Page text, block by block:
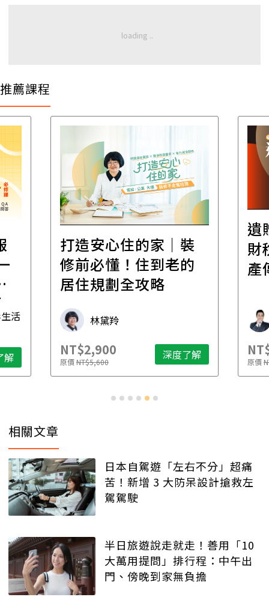
推薦課程
活
解
打造安心住的家｜裝
修前必懂！住到老的
居住規劃全攻略
林黛羚
NT$2,900
原價NT$5,600 深度了解
遺
財
產
原價
相關文章
日本自駕遊「左右不分」超痛
苦！新增 3 大防呆設計搶救左
駕駕駛
半日旅遊說走就走！善用「10
大萬用提問」排行程：中午出
門、傍晚到家無負擔